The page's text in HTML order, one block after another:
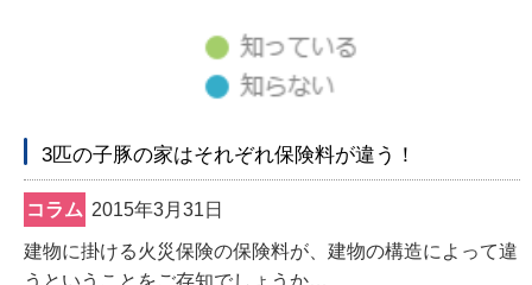
3匹の子豚の家はそれぞれ保険料が違う！
コラム 2015年3月31日
建物に掛ける火災保険の保険料が、建物の構造によって違
うということをご存知でしょうか…